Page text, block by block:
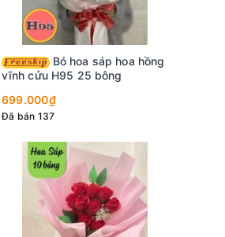
Bó hoa sáp hoa hồng
vĩnh cửu H95 25 bông
699.000₫
Đã bán 137